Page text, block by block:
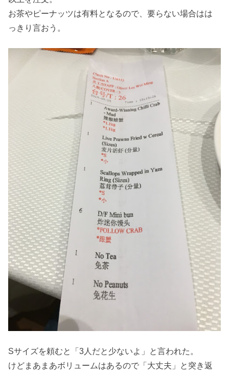
お茶やピーナッツは有料となるので、要らない場合はは
っきり言おう。
Sサイズを頼むと「3人だと少ないよ」と言われた。
けどまあまあボリュームはあるので「大丈夫」と突き返